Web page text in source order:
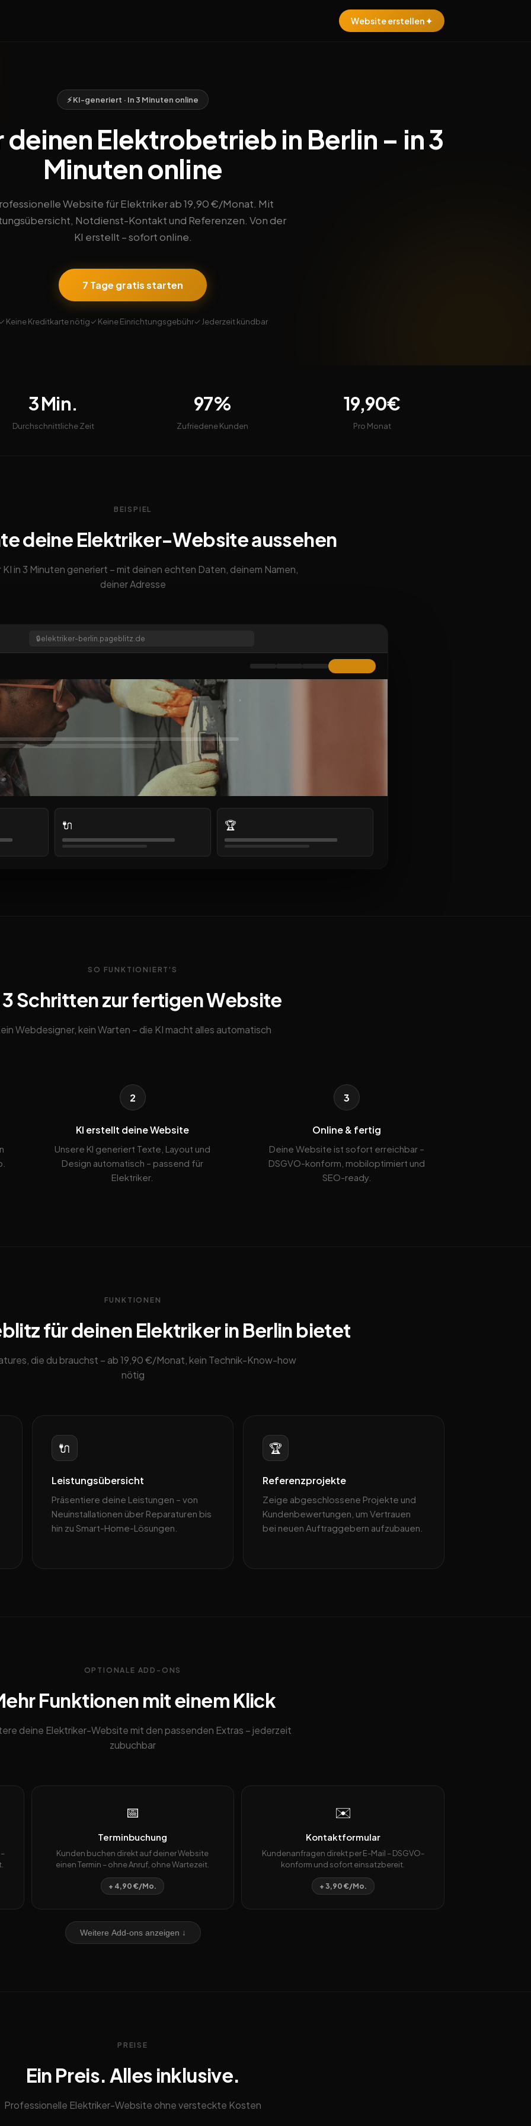
Website erstellen ✦
⚡ KI-generiert · In 3 Minuten online
Elektrobetrieb in Berlin – in 3
Minuten online
Website für Elektriker ab 19,90 €/Monat. Mit
Notdienst-Kontakt und Referenzen. Von der
KI erstellt – sofort online.
7 Tage gratis starten
Keine Kreditkarte nötig✓ Keine Einrichtungsgebühr✓ Jederzeit kündbar
3 Min.
Durchschnittliche Zeit
97%
Zufriedene Kunden
19,90€
Pro Monat
BEISPIEL
deine Elektriker-Website aussehen
KI in 3 Minuten generiert – mit deinen echten Daten, deinem Namen,
deiner Adresse
🔒elektriker-berlin.pageblitz.de
🔌 🏆
SO FUNKTIONIERT'S
3 Schritten zur fertigen Website
Webdesigner, kein Warten – die KI macht alles automatisch
2
KI erstellt deine Website
Unsere KI generiert Texte, Layout und
Design automatisch – passend für
Elektriker.
3
Online & fertig
Deine Website ist sofort erreichbar –
DSGVO-konform, mobiloptimiert und
SEO-ready.
FUNKTIONEN
für deinen Elektriker in Berlin bietet
die du brauchst – ab 19,90 €/Monat, kein Technik-Know-how
nötig
🔌
Leistungsübersicht
Präsentiere deine Leistungen – von
Neuinstallationen über Reparaturen bis
hin zu Smart-Home-Lösungen.
🏆
Referenzprojekte
Zeige abgeschlossene Projekte und
Kundenbewertungen, um Vertrauen
bei neuen Auftraggebern aufzubauen.
OPTIONALE ADD-ONS
Funktionen mit einem Klick
deine Elektriker-Website mit den passenden Extras – jederzeit
zubuchbar
📅
Terminbuchung
Kunden buchen direkt auf deiner Website
einen Termin – ohne Anruf, ohne Wartezeit.
+ 4,90 €/Mo.
✉️
Kontaktformular
Kundenanfragen direkt per E-Mail – DSGVO-
konform und sofort einsatzbereit.
+ 3,90 €/Mo.
Weitere Add-ons anzeigen ↓
PREISE
Ein Preis. Alles inklusive.
Professionelle Elektriker-Website ohne versteckte Kosten